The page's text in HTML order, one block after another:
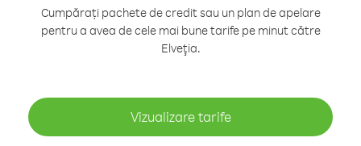
Cumpărați pachete de credit sau un plan de apelare
pentru a avea de cele mai bune tarife pe minut către
Elveţia.
Vizualizare tarife